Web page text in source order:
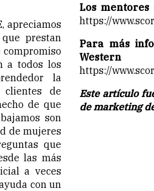
apreciamos
prestan
compromiso
a todos los
la
clientes de
de que
son
de mujeres
que
las más
a veces
con un
Los mentores
https://
Para más
https://
Este artículo
de marketing